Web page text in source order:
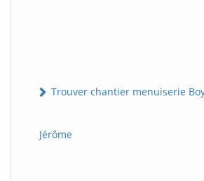
Trouver chantier menuiserie
Jérôme